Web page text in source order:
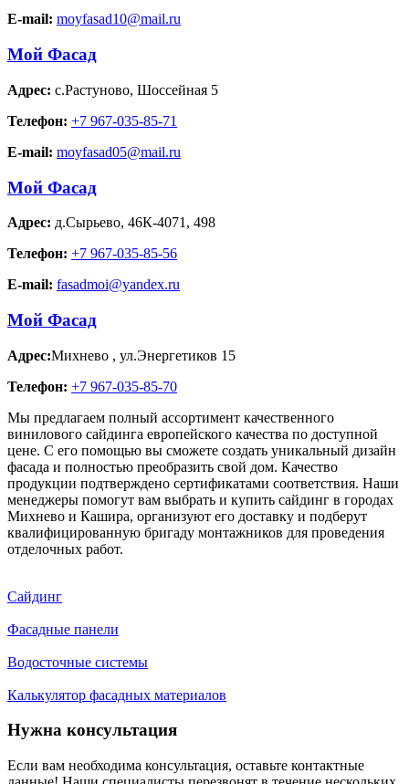
E-mail: moyfasad10@mail.ru
Мой Фасад
Адрес: с.Растуново, Шоссейная 5
Телефон: +7 967-035-85-71
E-mail: moyfasad05@mail.ru
Мой Фасад
Адрес: д.Сырьево, 46К-4071, 498
Телефон: +7 967-035-85-56
E-mail: fasadmoi@yandex.ru
Мой Фасад
Адрес:Михнево , ул.Энергетиков 15
Телефон: +7 967-035-85-70
Мы предлагаем полный ассортимент качественного
винилового сайдинга европейского качества по доступной
цене. С его помощью вы сможете создать уникальный дизайн
фасада и полностью преобразить свой дом. Качество
продукции подтверждено сертификатами соответствия. Наши
менеджеры помогут вам выбрать и купить сайдинг в городах
Михнево и Кашира, организуют его доставку и подберут
квалифицированную бригаду монтажников для проведения
отделочных работ.
Сайдинг
Фасадные панели
Водосточные системы
Калькулятор фасадных материалов
Нужна консультация
Если вам необходима консультация, оставьте контактные